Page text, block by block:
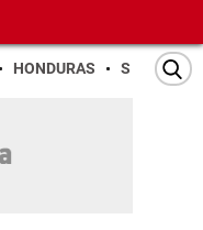
HONDURAS SAN PEDRO